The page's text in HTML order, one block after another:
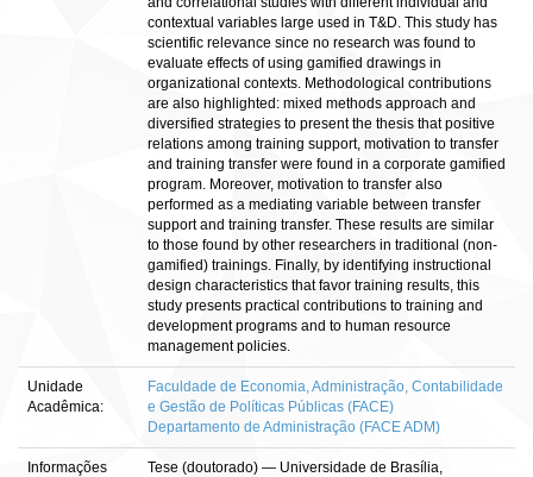
contextual variables large used in T&D. This study has
scientific relevance since no research was found to
evaluate effects of using gamified drawings in
organizational contexts. Methodological contributions
are also highlighted: mixed methods approach and
diversified strategies to present the thesis that positive
relations among training support, motivation to transfer
and training transfer were found in a corporate gamified
program. Moreover, motivation to transfer also
performed as a mediating variable between transfer
support and training transfer. These results are similar
to those found by other researchers in traditional (non-
gamified) trainings. Finally, by identifying instructional
design characteristics that favor training results, this
study presents practical contributions to training and
development programs and to human resource
management policies.
Unidade
Acadêmica:
Faculdade de Economia, Administração, Contabilidade
e Gestão de Políticas Públicas (FACE)
Departamento de Administração (FACE ADM)
Informações
Tese (doutorado) — Universidade de Brasília,